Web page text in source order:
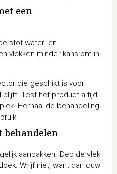
een
stof water- en
vlekken minder kans om in
die geschikt is voor
Test het product altijd
Herhaal de behandeling
behandelen
aanpakken. Dep de vlek
Wrijf niet, want dan duw